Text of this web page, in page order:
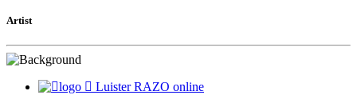
Artist
Luister RAZO online